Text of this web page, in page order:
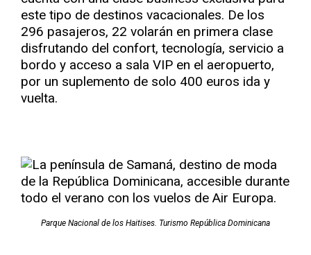
este tipo de destinos vacacionales. De los
296 pasajeros, 22 volarán en primera clase
disfrutando del confort, tecnología, servicio a
bordo y acceso a sala VIP en el aeropuerto,
por un suplemento de solo 400 euros ida y
vuelta.
Parque Nacional de los Haitises. Turismo República Dominicana